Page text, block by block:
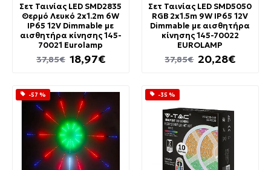
Σετ Ταινίας LED SMD2835
Θερμό Λευκό 2x1.2m 6W
IP65 12V Dimmable με
αισθητήρα κίνησης 145-
70021 Eurolamp
18,97€
37,85€
Σετ Ταινίας LED SMD5050
RGB 2x1.5m 9W IP65 12V
Dimmable με αισθητήρα
κίνησης 145-70022
EUROLAMP
20,28€
37,85€
-57 % -35 %